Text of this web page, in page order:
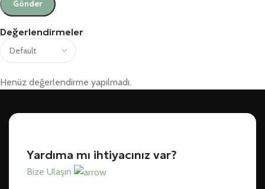
Değerlendirmeler
Henüz değerlendirme yapılmadı.
Yardıma mı ihtiyacınız var?
Bize Ulaşın